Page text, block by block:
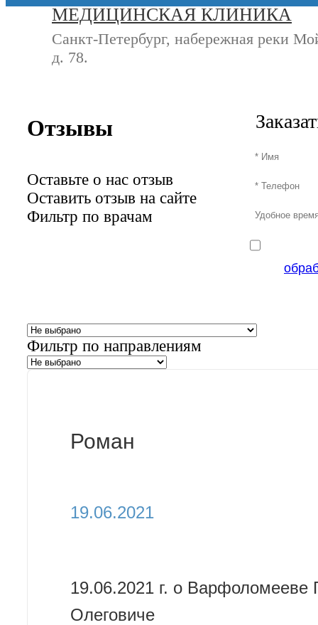
МЕДИЦИНСКАЯ КЛИНИКА
Санкт-Петербург, набережная реки
д. 78.
Отзывы
Оставьте о нас отзыв
Оставить отзыв на сайте
Фильтр по врачам
Фильтр по направлениям
Роман
19.06.2021
19.06.2021 г. о Варфоломееве
Олеговиче